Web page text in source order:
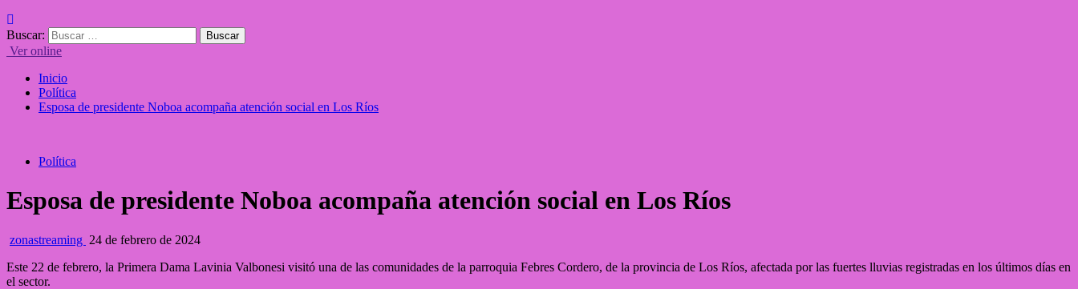
Buscar:
Ver online
Inicio
Política
Esposa de presidente Noboa acompaña atención social en Los Ríos
Política
Esposa de presidente Noboa acompaña atención social en Los Ríos
zonastreaming 24 de febrero de 2024
Este 22 de febrero, la Primera Dama Lavinia Valbonesi visitó una de las comunidades de la parroquia Febres Cordero, de la provincia de Los Ríos, afectada por las fuertes lluvias registradas en los últimos días en
el sector.